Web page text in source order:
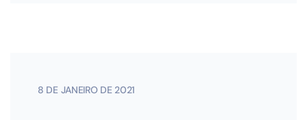
8 DE JANEIRO DE 2021